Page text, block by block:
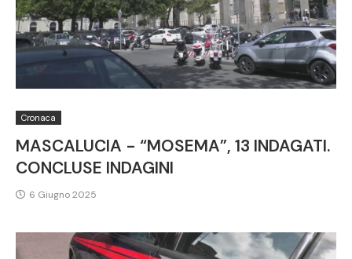
Cronaca
MASCALUCIA - “MOSEMA”, 13 INDAGATI.
CONCLUSE INDAGINI
6 Giugno 2025